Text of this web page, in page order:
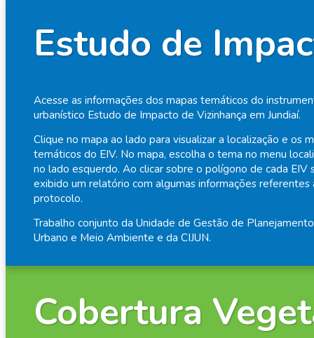
Estudo de
Acesse as informações dos mapas temáticos do
urbanístico Estudo de Impacto de Vizinhança em Jundiaí.
Clique no mapa ao lado para visualizar a localização e os
temáticos do EIV. No mapa, escolha o tema no menu
no lado esquerdo. Ao clicar sobre o polígono de cada EIV
exibido um relatório com algumas informações referentes
protocolo.
Trabalho conjunto da Unidade de Gestão de Planejamento
Urbano e Meio Ambiente e da CIJUN.
Cobertura